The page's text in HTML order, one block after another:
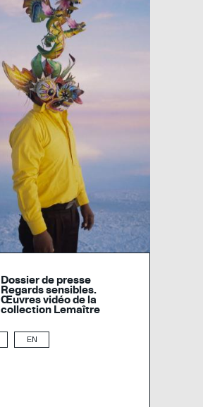
Dossier de presse
Regards sensibles.
Œuvres vidéo de la
collection Lemaître
EN